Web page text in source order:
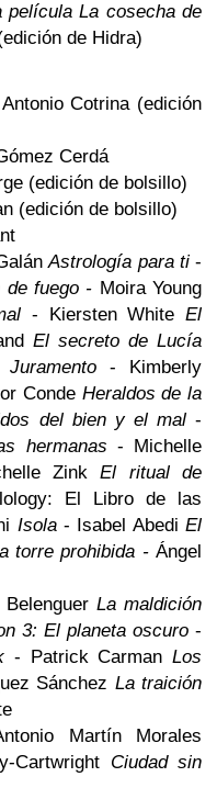
película La cosecha de
de Hidra)
Cotrina (edición
Cerdá
(edición de bolsillo)
(edición de bolsillo)
Astrología para ti-
de fuego - Moira Young
- Kiersten White El
El secreto de Lucía
- Kimberly
Conde Heraldos de la
del bien y el mal-
hermanas - Michelle
Zink
El ritual de
El Libro de las
Isola- Isabel Abedi El
torre prohibida -Ángel
La maldición
3: El planeta oscuro -
- Patrick Carman Los
Sánchez La traición
Martín Morales
Cartwright Ciudad sin